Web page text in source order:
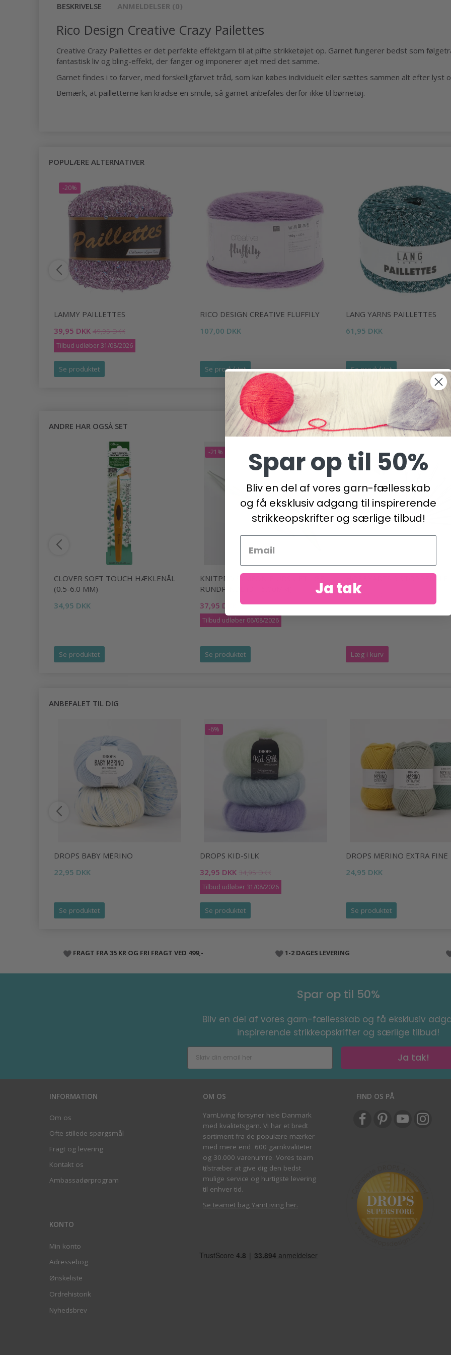
BESKRIVELSE ANMELDELSER (0)
Rico Design Creative Crazy Pailettes
Creative Crazy Paillettes er det perfekte effektgarn til at pifte strikketøjet op. Garnet fungerer bedst som
fantastisk liv og bling-effekt, der fanger og imponerer øjet med det samme.
Garnet findes i to farver, med forskelligfarvet tråd, som kan købes individuelt eller sættes sammen alt efter lyst
Bemærk, at pailletterne kan kradse en smule, så garnet anbefales derfor ikke til børnetøj.
POPULÆRE ALTERNATIVER
-20%
LAMMY PAILLETTES
39,95 DKK 49,95 DKK
Tilbud udløber 31/08/2026
Se produktet
RICO DESIGN CREATIVE FLUFFILY
107,00 DKK
Se produktet
LANG YARNS PAILLETTES
61,95 DKK
Se produktet
ANDRE HAR OGSÅ SET
CLOVER SOFT TOUCH HÆKLENÅL
(0.5-6.0 MM)
34,95 DKK
Se produktet
-21%
KNITPRO SYMFONIE UDSKIFTLIGE
RUNDPINDE (3-15.00MM)
37,95 DKK
47,95 DKK
Tilbud udløber 06/08/2026
Se produktet
HOBBYARTS 9 STOPPENÅLE
19,95 DKK
Læg i kurv
ANBEFALET TIL DIG
DROPS BABY MERINO
22,95 DKK
Se produktet
-6%
DROPS KID-SILK
32,95 DKK 34,95 DKK
Tilbud udløber 31/08/2026
Se produktet
DROPS MERINO EXTRA FINE
24,95 DKK
Se produktet
FRAGT FRA 35 KR OG FRI FRAGT VED 499,- 1-2 DAGES LEVERING
Spar op til 50%
Bliv en del af vores garn-fællesskab og få eksklusiv
inspirerende strikkeopskrifter og særlige tilbud!
Ja tak!
INFORMATION
Om os
Ofte stillede spørgsmål
Fragt og levering
Kontakt os
Ambassadørprogram
KONTO
Min konto
Adressebog
Ønskeliste
Ordrehistorik
Nyhedsbrev
OM OS
YarnLiving forsyner hele Danmark
med kvalitetsgarn. Vi har et bredt
sortiment fra de populære mærker
med mere end 600 garnkvaliteter
og 30.000 varenumre. Vores team
tilstræber at give dig den bedst
mulige service og hurtigste levering
til enhver tid.
Se teamet bag YarnLiving her.
FIND OS PÅ
Spar op til 50%
Bliv en del af vores garn-fællesskab
og få eksklusiv adgang til inspirerende
strikkeopskrifter og særlige tilbud!
Ja tak